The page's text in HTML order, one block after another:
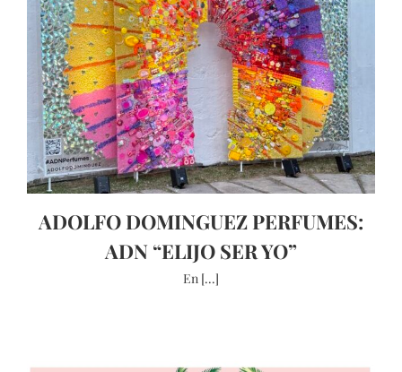
ADOLFO DOMINGUEZ PERFUMES:
ADN “ELIJO SER YO”
En [...]